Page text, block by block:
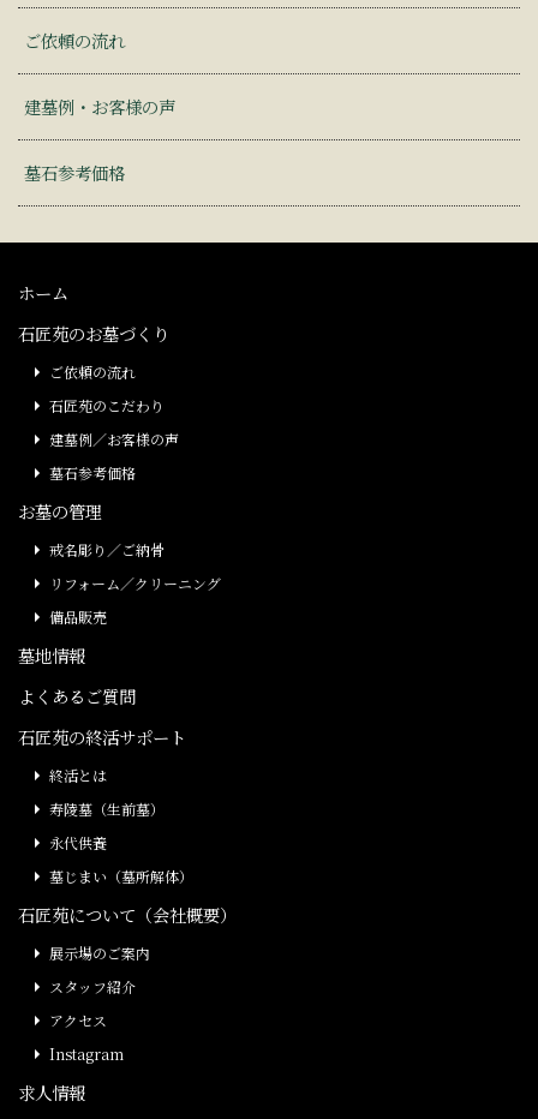
ご依頼の流れ
建墓例・お客様の声
墓石参考価格
ホーム
石匠苑のお墓づくり
ご依頼の流れ
石匠苑のこだわり
建墓例／お客様の声
墓石参考価格
お墓の管理
戒名彫り／ご納骨
リフォーム／クリーニング
備品販売
墓地情報
よくあるご質問
石匠苑の終活サポート
終活とは
寿陵墓（生前墓）
永代供養
墓じまい（墓所解体）
石匠苑について（会社概要）
展示場のご案内
スタッフ紹介
アクセス
Instagram
求人情報